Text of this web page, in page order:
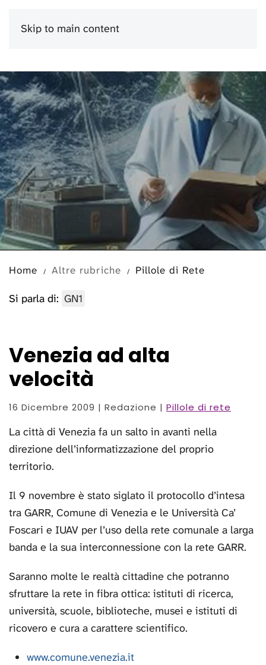
Skip to main content
Home Altre rubriche Pillole di Rete
Si parla di: GN1
Venezia ad alta
velocità
16 Dicembre 2009 | Redazione | Pillole di rete
La città di Venezia fa un salto in avanti nella
direzione dell’informatizzazione del proprio
territorio.
Il 9 novembre è stato siglato il protocollo d’intesa
tra GARR, Comune di Venezia e le Università Ca’
Foscari e IUAV per l’uso della rete comunale a larga
banda e la sua interconnessione con la rete GARR.
Saranno molte le realtà cittadine che potranno
sfruttare la rete in fibra ottica: istituti di ricerca,
università, scuole, biblioteche, musei e istituti di
ricovero e cura a carattere scientifico.
www.comune.venezia.it